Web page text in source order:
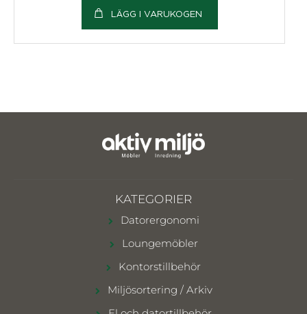
LÄGG I VARUKOGEN
KATEGORIER
Datorergonomi
Loungemöbler
Kontorstillbehör
Miljösortering / Arkiv